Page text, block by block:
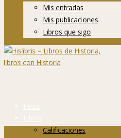
Mis entradas
Mis publicaciones
Libros que sigo
Inicio
Libros
Calificaciones